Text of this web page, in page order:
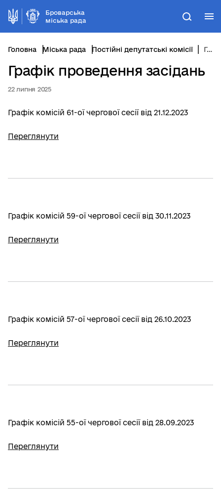
Броварська
міська рада
Пошук
Головна Міська рада Постійні депутатські комісії Графік проведення засідань
Графік проведення засідань
22 липня 2025
Графік комісій 61-ої чергової сесії від 21.12.2023
Переглянути
Графік комісій 59-ої чергової сесії від 30.11.2023
Переглянути
Графік комісій 57-ої чергової сесії від 26.10.2023
Переглянути
Графік комісій 55-ої чергової сесії від 28.09.2023
Переглянути